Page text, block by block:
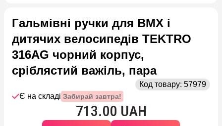
Гальмівні ручки для BMX і
дитячих велосипедів TEKTRO
316AG чорний корпус,
сріблястий важіль, пара
Код товару: 57979
Є на складі Забирай завтра!
713.00 UAH